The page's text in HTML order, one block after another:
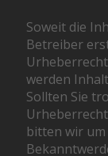
Soweit die
Betreiber
werden
Sollten Sie
bitten wir